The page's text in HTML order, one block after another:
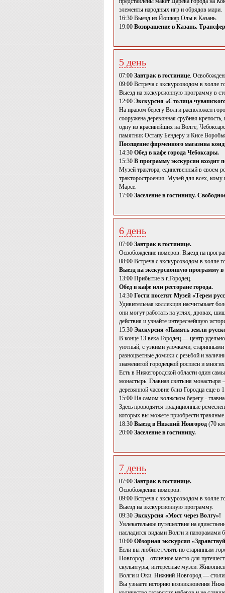
элементы народных игр и обрядов мари.
16:30 Выезд из Йошкар Олы в Казань.
19:00 Возвращение в Казань.
5 день
07:00 Завтрак в гостинице.
09:00 Встреча с экскурсоводом в холле
Выезд на экскурсионную программу в
12:00 Экскурсия «Столица
На правом берегу Волги расположен
сооружена деревянная срубная
одну из красивейших на Волге,
памятник Остапу Бендеру и Кисе
Посещение фирменного магазина
14:30 Обед в кафе города Чебоксары.
15:30 В программу экскурсии входит
Музей трактора, единственный в своем
тракторостроения. Музей для всех, кому
Марсе.
17:00 Заселение в гостиницу.
6 день
07:00 Завтрак в гостинице.
Освобождение номеров. Выезд на
08:00 Встреча с экскурсоводом в холле
Выезд на экскурсионную программу
13:00 Прибытие в г.Городец.
Обед в кафе или ресторане города.
14:30 Гости посетят Музей «Терем
Удивительная коллекция насчитывает
они могут работать на углях, дровах,
действия и узнайте интереснейшую
15:30 Экскурсия «Память земли
В конце 13 века Городец — центр
уютный, с узкими улочками, старинными
разноцветные домики с резьбой и
знаменитой городецкой росписи и
Есть в Нижегородской области один
монастырь. Главная святыня
деревянной часовне близ Городца еще в
15:00 На самом волжском берегу -
Здесь проводятся традиционные
которых вы можете приобрести
18:30 Выезд в Нижний Новгород (70
20:00 Заселение в гостиницу.
7 день
07:00 Завтрак в гостинице.
Освобождение номеров.
09:00 Встреча с экскурсоводом в холле
Выезд на экскурсионную программу.
09:30 Экскурсия «Мост через Волгу»!
Увлекательное путешествие на
насладится видами Волги и панорамами
10:00 Обзорная экскурсия
Если вы любите гулять по старинным
Новгород – отличное место для
скульптуры, интересные музеи.
Волги и Оки. Нижний Новгород —
Вы узнаете историю возникновения